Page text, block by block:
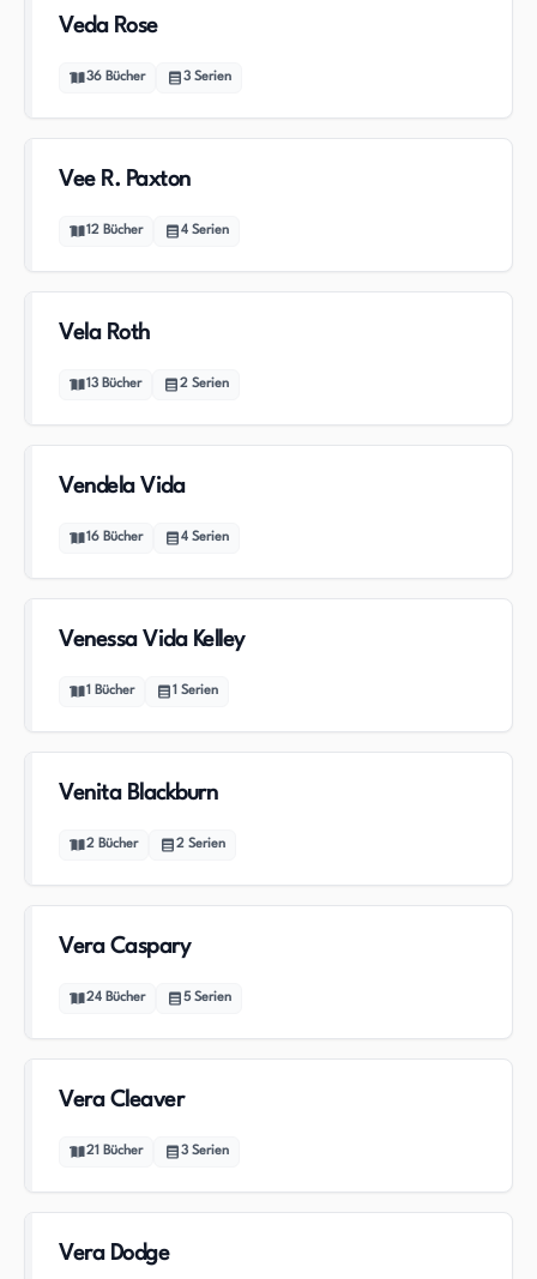
Veda Rose
36 Bücher 3 Serien
Vee R. Paxton
12 Bücher 4 Serien
Vela Roth
13 Bücher 2 Serien
Vendela Vida
16 Bücher 4 Serien
Venessa Vida Kelley
1 Bücher 1 Serien
Venita Blackburn
2 Bücher 2 Serien
Vera Caspary
24 Bücher 5 Serien
Vera Cleaver
21 Bücher 3 Serien
Vera Dodge